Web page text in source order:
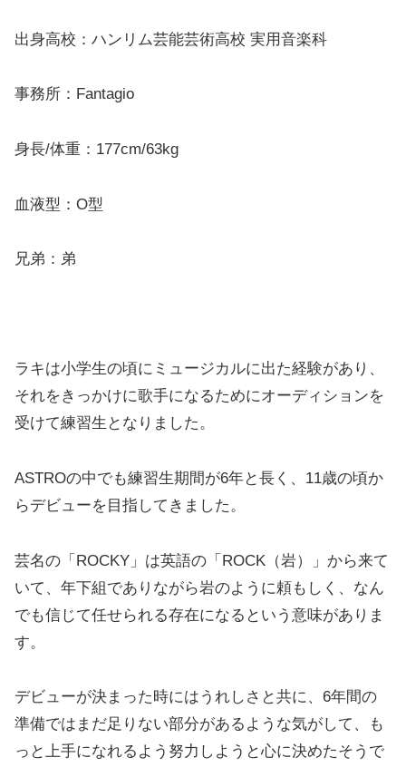
出身高校：ハンリム芸能芸術高校 実用音楽科
事務所：Fantagio
身長/体重：177cm/63kg
血液型：O型
兄弟：弟
ラキは小学生の頃にミュージカルに出た経験があり、
それをきっかけに歌手になるためにオーディションを
受けて練習生となりました。
ASTROの中でも練習生期間が6年と長く、11歳の頃か
らデビューを目指してきました。
芸名の「ROCKY」は英語の「ROCK（岩）」から来て
いて、年下組でありながら岩のように頼もしく、なん
でも信じて任せられる存在になるという意味がありま
す。
デビューが決まった時にはうれしさと共に、6年間の
準備ではまだ足りない部分があるような気がして、も
っと上手になれるよう努力しようと心に決めたそうで